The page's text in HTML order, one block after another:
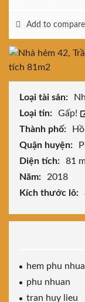
Add to compare
Loại tài sản:
Loại tin:
Gấp!
Thành phố:
Quận huyện:
Diện tích:
81
Năm:
2018
Kích thước lô:
hem phu
phu nhuan
tran huy lieu